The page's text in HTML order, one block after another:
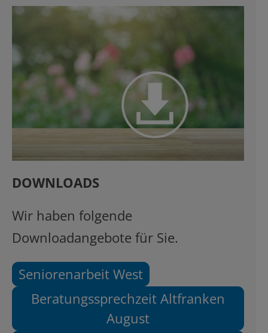
DOWNLOADS
Wir haben folgende
Downloadangebote für Sie.
Seniorenarbeit West
Beratungssprechzeit Altfranken
August